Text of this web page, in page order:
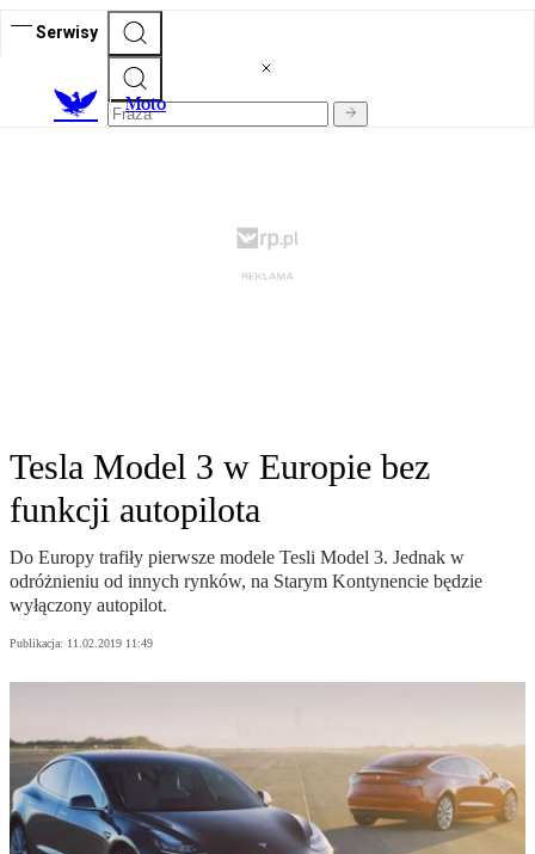
Serwisy
Moto
Tesla Model 3 w Europie bez
funkcji autopilota
Do Europy trafiły pierwsze modele Tesli Model 3. Jednak w
odróżnieniu od innych rynków, na Starym Kontynencie będzie
wyłączony autopilot.
Publikacja: 11.02.2019 11:49